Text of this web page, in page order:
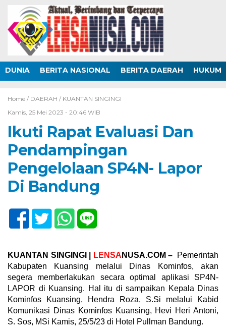
DUNIA BERITA NASIONAL BERITA DAERAH HUKUM
Home / DAERAH / KUANTAN SINGINGI
Kamis, 25 Mei 2023 - 20:46 WIB
Ikuti Rapat Evaluasi Dan
Pendampingan
Pengelolaan SP4N- Lapor
Di Bandung
KUANTAN SINGINGI | LENSA NUSA.COM –
Pemerintah
Kabupaten Kuansing melalui Dinas Kominfos, akan
segera memberlakukan secara optimal aplikasi SP4N-
LAPOR di Kuansing. Hal itu di sampaikan Kepala Dinas
Kominfos Kuansing, Hendra Roza, S.Si melalui Kabid
Komunikasi Dinas Kominfos Kuansing, Hevi Heri Antoni,
S. Sos, MSi Kamis, 25/5/23 di Hotel Pullman Bandung.